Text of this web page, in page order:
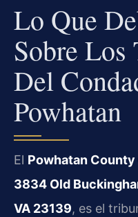
Lo Que
Sobre Los
Del
Powhatan
El Powhatan
3834 Old
VA 23139, es el